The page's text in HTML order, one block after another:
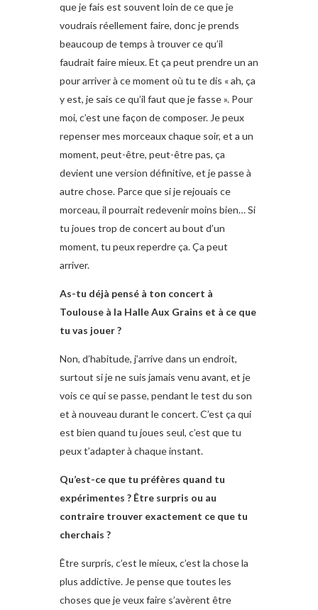
que je fais est souvent loin de ce que je
voudrais réellement faire, donc je prends
beaucoup de temps à trouver ce qu’il
faudrait faire mieux. Et ça peut prendre un an
pour arriver à ce moment où tu te dis « ah, ça
y est, je sais ce qu’il faut que je fasse ». Pour
moi, c’est une façon de composer. Je peux
repenser mes morceaux chaque soir, et a un
moment, peut-être, peut-être pas, ça
devient une version définitive, et je passe à
autre chose. Parce que si je rejouais ce
morceau, il pourrait redevenir moins bien… Si
tu joues trop de concert au bout d’un
moment, tu peux reperdre ça. Ça peut
arriver.
As-tu déjà pensé à ton concert à
Toulouse à la Halle Aux Grains et à ce que
tu vas jouer ?
Non, d’habitude, j’arrive dans un endroit,
surtout si je ne suis jamais venu avant, et je
vois ce qui se passe, pendant le test du son
et à nouveau durant le concert. C’est ça qui
est bien quand tu joues seul, c’est que tu
peux t’adapter à chaque instant.
Qu’est-ce que tu préfères quand tu
expérimentes ? Être surpris ou au
contraire trouver exactement ce que tu
cherchais ?
Être surpris, c’est le mieux, c’est la chose la
plus addictive. Je pense que toutes les
choses que je veux faire s’avèrent être